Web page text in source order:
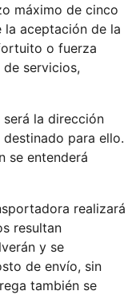
máximo de cinco
aceptación de la
o fuerza
servicios,
la dirección
para ello.
se entenderá
realizará
resultan
y se
de envío, sin
también se